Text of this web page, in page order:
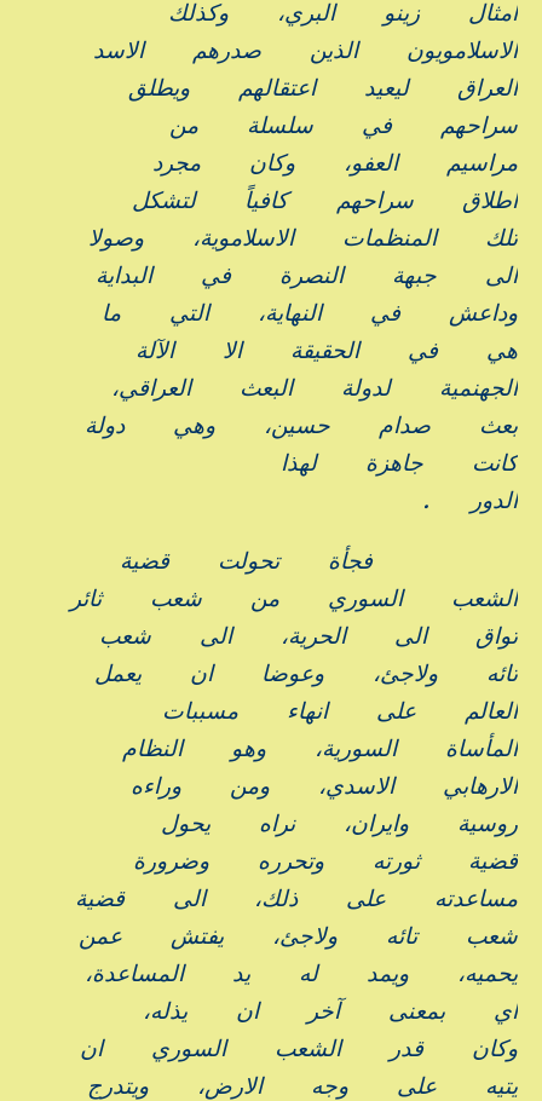
امثال زينو البري،
وكذلك
الاسلامويون
الذين صدرهم
الاسد
العراق
ليعيد اعتقالهم
ويطلق
سراحهم
في سلسلة
من
مراسيم
العفو، وكان
مجرد
اطلاق
سراحهم كافياً
لتشكل
تلك
المنظمات الاسلاموية،
وصولا
الى
جبهة النصرة في
البداية
وداعش
في النهاية، التي
ما
هي
في الحقيقة الا
الآلة
الجهنمية
لدولة البعث
العراقي،
بعث
صدام حسين، وهي
دولة
كانت
جاهزة
لهذا
الدور
.
فجأة تحولت
قضية
الشعب
السوري من شعب
ثائر
تواق
الى الحرية، الى
شعب
تائه
ولاجئ، وعوضا ان
يعمل
العالم
على انهاء
مسببات
المأساة
السورية، وهو
النظام
الارهابي
الاسدي، ومن
وراءه
روسية
وايران، نراه
يحول
قضية
ثورته وتحرره
وضرورة
مساعدته
على ذلك، الى
قضية
شعب
تائه ولاجئ، يفتش
عمن
يحميه،
ويمد له يد
المساعدة،
اي
بمعنى آخر ان
يذله،
وكان
قدر الشعب السوري
ان
يتيه
على وجه الارض،
ويتدرج